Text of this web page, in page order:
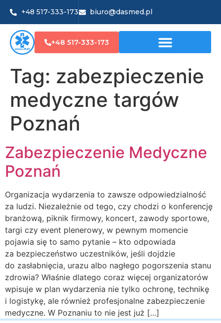
+48 517-333-173 biuro@dasmed.pl
+48 517-333-173
Tag: zabezpieczenie
medyczne targów
Poznań
Zabezpieczenie Medyczne
Poznań
Organizacja wydarzenia to zawsze odpowiedzialność
za ludzi. Niezależnie od tego, czy chodzi o konferencję
branżową, piknik firmowy, koncert, zawody sportowe,
targi czy event plenerowy, w pewnym momencie
pojawia się to samo pytanie – kto odpowiada
za bezpieczeństwo uczestników, jeśli dojdzie
do zasłabnięcia, urazu albo nagłego pogorszenia stanu
zdrowia? Właśnie dlatego coraz więcej organizatorów
wpisuje w plan wydarzenia nie tylko ochronę, technikę
i logistykę, ale również profesjonalne zabezpieczenie
medyczne. W Poznaniu to nie jest już […]